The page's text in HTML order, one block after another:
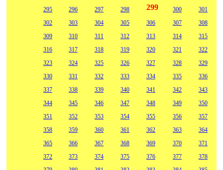
295
296 297 298 299 300
301
302
303 304 305 306 307
308
309
310 311 312 313 314
315
316
317 318 319 320 321
322
323
324 325 326 327 328
329
330
331 332 333 334 335
336
337
338 339 340 341 342
343
344
345 346 347 348 349
350
351
352 353 354 355 356
357
358
359 360 361 362 363
364
365
366 367 368 369 370
371
372
373 374 375 376 377
378